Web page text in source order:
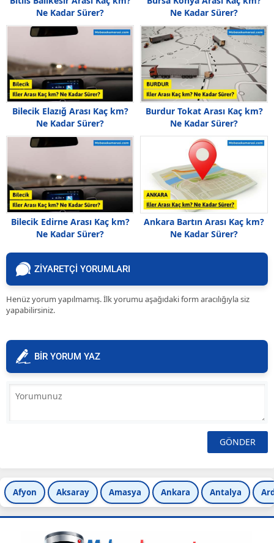
Ne Kadar Sürer?
Ne Kadar Sürer?
Bilecik Elazığ Arası Kaç km?
Ne Kadar Sürer?
Burdur Tokat Arası Kaç km?
Ne Kadar Sürer?
Bilecik Edirne Arası Kaç km?
Ne Kadar Sürer?
Ankara Bartın Arası Kaç km?
Ne Kadar Sürer?
ZİYARETÇİ YORUMLARI
Henüz yorum yapılmamış. İlk yorumu aşağıdaki form aracılığıyla siz
yapabilirsiniz.
BİR YORUM YAZ
Afyon Aksaray Amasya Ankara Antalya